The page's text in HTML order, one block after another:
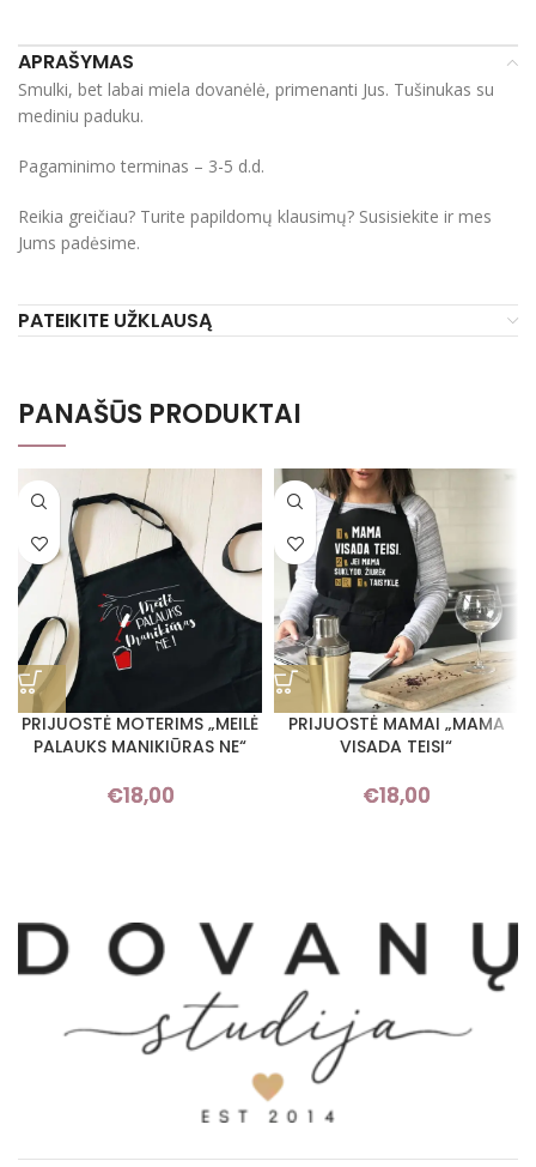
APRAŠYMAS
Smulki, bet labai miela dovanėlė, primenanti Jus. Tušinukas su
mediniu paduku.
Pagaminimo terminas – 3-5 d.d.
Reikia greičiau? Turite papildomų klausimų? Susisiekite ir mes
Jums padėsime.
PATEIKITE UŽKLAUSĄ
PANAŠŪS PRODUKTAI
PRIJUOSTĖ MOTERIMS „MEILĖ
PALAUKS MANIKIŪRAS NE“
€18,00
PRIJUOSTĖ MAMAI „MAMA
VISADA TEISI“
€18,00